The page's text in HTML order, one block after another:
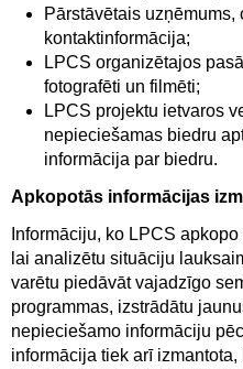
Pārstāvētais uzņēmums,
kontaktinformācija;
LPCS organizētajos
fotografēti un filmēti;
LPCS projektu ietvaros
nepieciešamas biedru
informācija par biedru.
Apkopotās informācijas
Informāciju, ko LPCS
lai analizētu situāciju
varētu piedāvāt vajadzīgo
programmas, izstrādātu
nepieciešamo informāciju
informācija tiek arī